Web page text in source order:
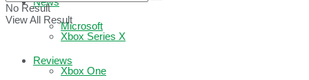
Microsoft
Reviews
Xbox Series X
Xbox One
No Result
View All Result